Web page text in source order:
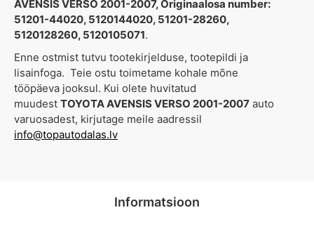
AVENSIS VERSO 2001-2007, Originaalosa number:
51201-44020, 5120144020, 51201-28260,
5120128260, 5120105071.
Enne ostmist tutvu tootekirjelduse, tootepildi ja
lisainfoga. Teie ostu toimetame kohale mõne
tööpäeva jooksul. Kui olete huvitatud
muudest TOYOTA AVENSIS VERSO 2001-2007 auto
varuosadest, kirjutage meile aadressil
info@topautodalas.lv
Informatsioon